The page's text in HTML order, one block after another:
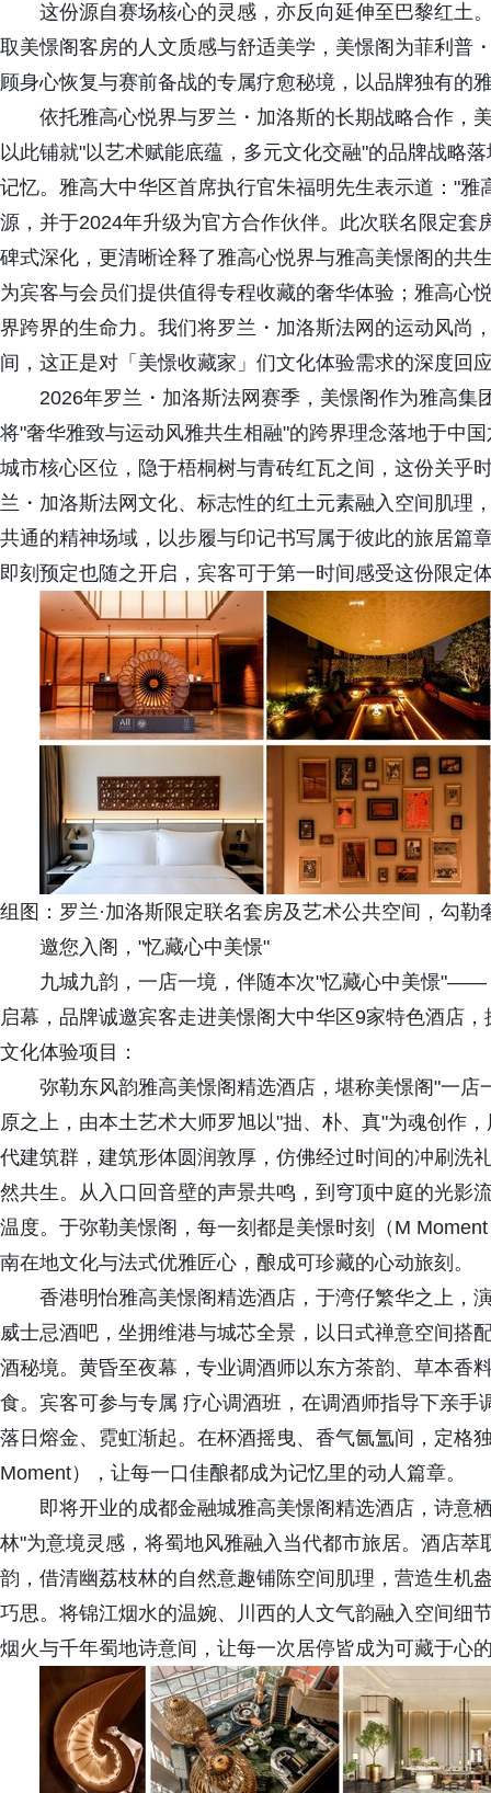
这份源自赛场核心的灵感，亦反向延伸至巴黎红土
取美憬阁客房的人文质感与舒适美学，美憬阁为菲利普
顾身心恢复与赛前备战的专属疗愈秘境，以品牌独有的
依托雅高心悦界与罗兰・加洛斯的长期战略合作，
以此铺就"以艺术赋能底蕴，多元文化交融"的品牌战略
记忆。雅高大中华区首席执行官朱福明先生表示道："
源，并于2024年升级为官方合作伙伴。此次联名限定
碑式深化，更清晰诠释了雅高心悦界与雅高美憬阁的
为宾客与会员们提供值得专程收藏的奢华体验；雅高心
界跨界的生命力。我们将罗兰・加洛斯法网的运动风尚
间，这正是对「美憬收藏家」们文化体验需求的深度回
2026年罗兰・加洛斯法网赛季，美憬阁作为雅高
将"奢华雅致与运动风雅共生相融"的跨界理念落地于中
城市核心区位，隐于梧桐树与青砖红瓦之间，这份关乎
兰・加洛斯法网文化、标志性的红土元素融入空间肌理
共通的精神场域，以步履与印记书写属于彼此的旅居篇
即刻预定也随之开启，宾客可于第一时间感受这份限定
组图：罗兰·加洛斯限定联名套房及艺术公共空间，勾勒
邀您入阁，"忆藏心中美憬"
九城九韵，一店一境，伴随本次"忆藏心中美憬
启幕，品牌诚邀宾客走进美憬阁大中华区9家特色酒店
文化体验项目：
弥勒东风韵雅高美憬阁精选酒店，堪称美憬阁"一
原之上，由本土艺术大师罗旭以"拙、朴、真"为魂创作
代建筑群，建筑形体圆润敦厚，仿佛经过时间的冲刷洗
然共生。从入口回音壁的声景共鸣，到穹顶中庭的光影
温度。于弥勒美憬阁，每一刻都是美憬时刻（M
南在地文化与法式优雅匠心，酿成可珍藏的心动旅刻。
香港明怡雅高美憬阁精选酒店，于湾仔繁华之上，
威士忌酒吧，坐拥维港与城芯全景，以日式禅意空间搭
酒秘境。黄昏至夜幕，专业调酒师以东方茶韵、草本香
食。宾客可参与专属 疗心调酒班，在调酒师指导下亲
落日熔金、霓虹渐起。在杯酒摇曳、香气氤氲间，定格
Moment），让每一口佳酿都成为记忆里的动人篇章。
即将开业的成都金融城雅高美憬阁精选酒店，诗意
林"为意境灵感，将蜀地风雅融入当代都市旅居。酒店
韵，借清幽荔枝林的自然意趣铺陈空间肌理，营造生机
巧思。将锦江烟水的温婉、川西的人文气韵融入空间细
烟火与千年蜀地诗意间，让每一次居停皆成为可藏于心